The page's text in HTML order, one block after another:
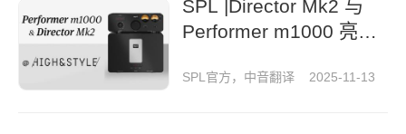
SPL |Director Mk2 与
Performer m1000 亮
志
SPL官方，中音翻译 2025-11-13